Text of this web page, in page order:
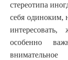
стереотипа
себя одиноким,
особенно